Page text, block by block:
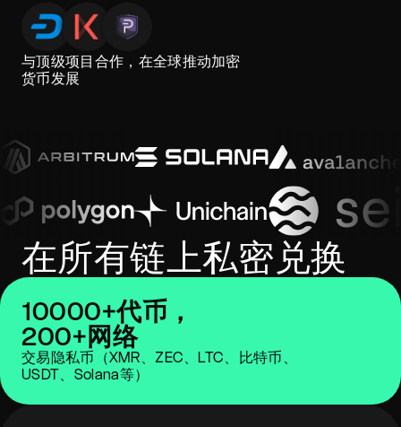
与顶级项目合作，在全球推动加密
货币发展
在所有链上私密兑换
10000+代币，
200+网络
交易隐私币（XMR、ZEC、LTC、比特币、
USDT、Solana等）